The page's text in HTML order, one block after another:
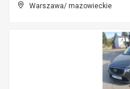
Warszawa/ mazowieckie